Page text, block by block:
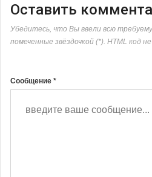
Оставить
Убедитесь, что Вы ввели всю
помеченные звёздочкой (*). HTML код
Сообщение *